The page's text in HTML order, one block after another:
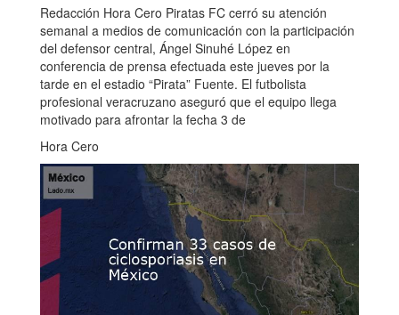
Redacción Hora Cero Piratas FC cerró su atención
semanal a medios de comunicación con la participación
del defensor central, Ángel Sinuhé López en
conferencia de prensa efectuada este jueves por la
tarde en el estadio “Pirata” Fuente. El futbolista
profesional veracruzano aseguró que el equipo llega
motivado para afrontar la fecha 3 de
Hora Cero